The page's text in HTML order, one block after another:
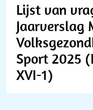
Lijst van
Jaarverslag
Sport 2025
XVI-1)